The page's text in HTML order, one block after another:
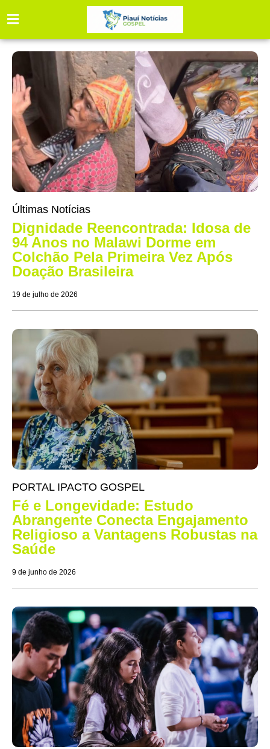
Últimas Notícias
Dignidade Reencontrada: Idosa de
94 Anos no Malawi Dorme em
Colchão Pela Primeira Vez Após
Doação Brasileira
19 de julho de 2026
PORTAL IPACTO GOSPEL
Fé e Longevidade: Estudo
Abrangente Conecta Engajamento
Religioso a Vantagens Robustas na
Saúde
9 de junho de 2026